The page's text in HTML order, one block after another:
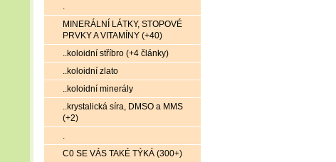
.
MINERÁLNÍ LÁTKY, STOPOVÉ
PRVKY A VITAMÍNY (+40)
..koloidní stříbro (+4 články)
..koloidní zlato
..koloidní minerály
..krystalická síra, DMSO a MMS
(+2)
.
C0 SE VÁS TAKÉ TÝKÁ (300+)